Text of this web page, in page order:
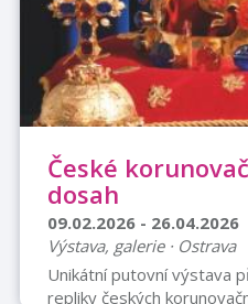
České
dosah
09.02.2026 - 26.04.2026
Výstava, galerie · Ostrava
Unikátní putovní výstava
repliky českých